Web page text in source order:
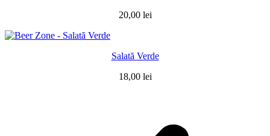
20,00 lei
Salată Verde
18,00 lei